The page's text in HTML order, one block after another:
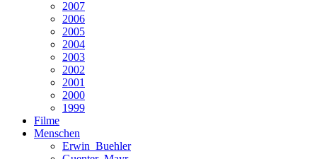
2007
2006
2005
2004
2003
2002
2001
2000
1999
Filme
Menschen
Erwin_Buehler